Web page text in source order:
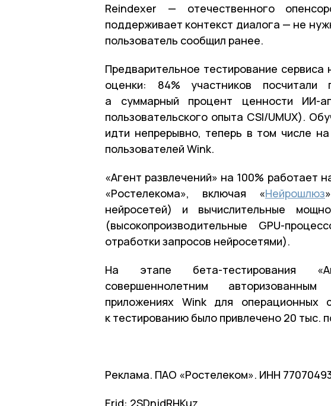
Reindexer — отечественного
поддерживает контекст диалога — не
пользователь сообщил ранее.
Предварительное тестирование сервиса
оценки: 84% участников посчитали
а суммарный процент ценности ИИ-
пользовательского опыта CSI/UMUX).
идти непрерывно, теперь в том числе
пользователей Wink.
«Агент развлечений» на 100% работает
«Ростелекома», включая «Нейрошлюз
нейросетей) и вычислительные
(высокопроизводительные GPU-
отработки запросов нейросетями).
На этапе бета-тестирования
совершеннолетним
приложениях Wink для
к тестированию было привлечено 20 тыс.
Реклама. ПАО «Ростелеком». ИНН
Erid: 2SDnjdRHKuz